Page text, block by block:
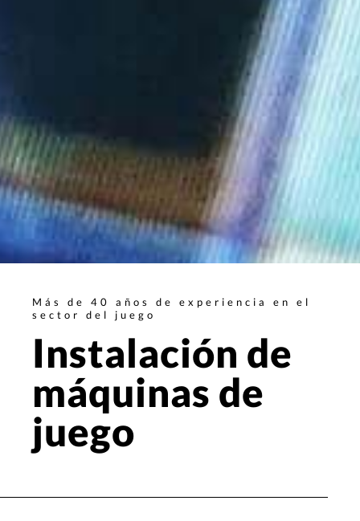
Más de 40 años de experiencia en el
sector del juego
Instalación de
máquinas de
juego